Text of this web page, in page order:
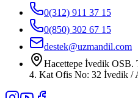
0(312) 911 37 15
0(850) 302 67 15
destek@uzmandil.com
Hacettepe İvedik OSB.
4. Kat Ofis No: 32 İvedik